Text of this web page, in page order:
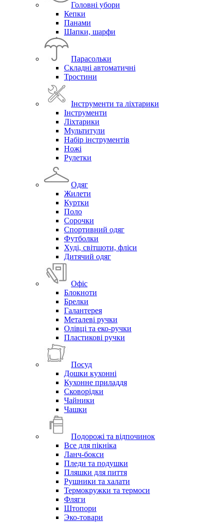
Головні убори
Кепки
Панами
Шапки, шарфи
Парасольки
Складні автоматичні
Тростини
Інструменти та ліхтарики
Інструменти
Ліхтарики
Мультитули
Набір інструментів
Ножі
Рулетки
Одяг
Жилети
Куртки
Поло
Сорочки
Спортивний одяг
Футболки
Худі, світшоти, фліси
Дитячий одяг
Офіс
Блокноти
Брелки
Галантерея
Металеві ручки
Олівці та еко-ручки
Пластикові ручки
Посуд
Дошки кухонні
Кухонне приладдя
Сковорідки
Чайники
Чашки
Подорожі та відпочинок
Все для пікніка
Ланч-бокси
Пледи та подушки
Пляшки для пиття
Рушники та халати
Термокружки та термоси
Фляги
Штопори
Эко-товари